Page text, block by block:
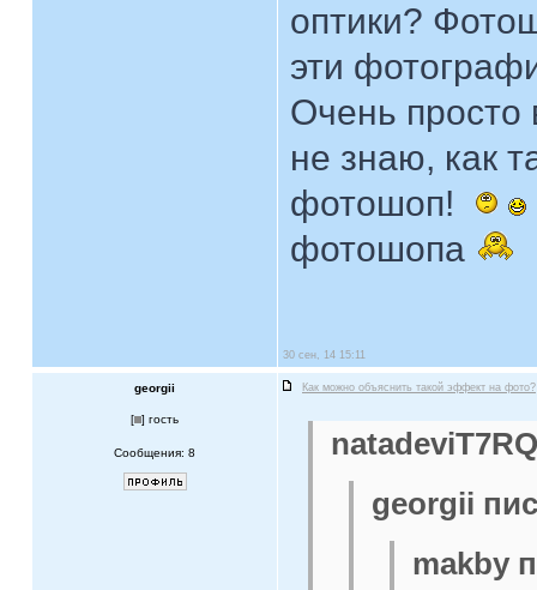
оптики?
эти
Очень просто
не знаю, как
фотошоп!
фотошопа
30 сен, 14 15:11
georgii Как можно объяснить такой эффект на фото?
[ ] гость
Сообщения: 8
georgii
makby